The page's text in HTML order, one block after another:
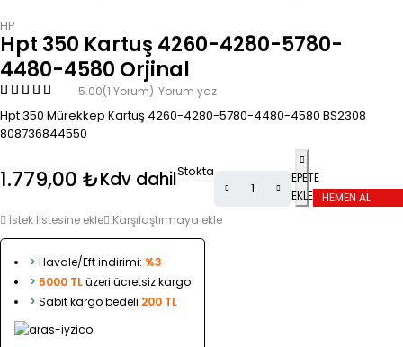
HP
Hpt 350 Kartuş 4260-4280-5780-
4480-4580 Orjinal
5.00(1 Yorum) Yorum yaz
Hpt 350 Mürekkep Kartuş 4260-4280-5780-4480-4580 BS2308
808736844550
1.779,00 ₺Kdv dahilStokta
SEPETE
EKLE
HEMEN AL
İstek listesine ekle
Karşılaştırmaya ekle
> Havale/Eft indirimi: %3
> 5000 TLüzeri ücretsiz kargo
> Sabit kargo bedeli 200 TL